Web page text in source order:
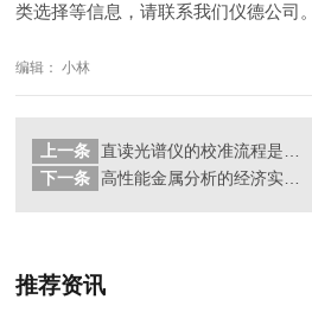
类选择等信息，请联系我们仪德公司。
编辑： 小林
上一条
直读光谱仪的校准流程是什么？
下一条
推荐资讯